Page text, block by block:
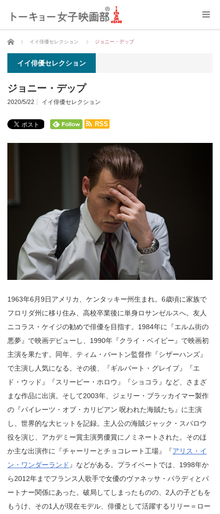
ホーム イイ俳優セレクション ジョニー・デップ
イイ俳優セレクション
ジョニー・デップ
2020/5/22 イイ俳優セレクション
RSS
1963年6月9日アメリカ、ケンタッキー州生まれ。6歳頃に家族で
フロリダ州に移り住み、高校卒業後に単身ロサンゼルスへ。友人
ニコラス・ケイジの勧めで俳優を目指す。1984年に『エルム街の
悪夢』で映画デビューし、1990年『クライ・ベイビー』で映画初
主演を果たす。同年、ティム・バートン監督作『シザーハンズ』
で主演し人気になる。その後、『ギルバート・グレイプ』『エ
ド・ウッド』『スリーピー・ホロウ』『ショコラ』など、さまざ
まな作品に出演。そして2003年、ジェリー・ブラッカイマー製作
の『パイレーツ・オブ・カリビアン 呪われた海賊たち』に主演
し、世界的な大ヒットを記録。主人公の海賊ジャック・スパロウ
役を演じ、アカデミー賞主演男優賞にノミネートされた。そのほ
か主な出演作に『チャーリーとチョコレート工場』『アリス・イ
ン・ワンダーランド 』などがある。プライベートでは、1998年か
ら2012年までフランス人歌手で女優のヴァネッサ・パラディとパ
ートナー関係にあった。破局してしまったものの、2人の子どもを
もうけ、その1人が現在モデル、俳優として活躍するリリー＝ロー